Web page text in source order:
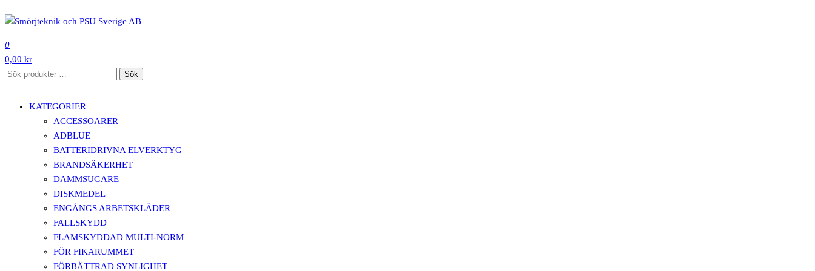
till
innehåll
0
0,00 kr
Sök
Sök
KATEGORIER
ACCESSOARER
ADBLUE
BATTERIDRIVNA ELVERKTYG
BRANDSÄKERHET
DAMMSUGARE
DISKMEDEL
ENGÅNGS ARBETSKLÄDER
FALLSKYDD
FLAMSKYDDAD MULTI-NORM
FÖR FIKARUMMET
FÖRBÄTTRAD SYNLIGHET